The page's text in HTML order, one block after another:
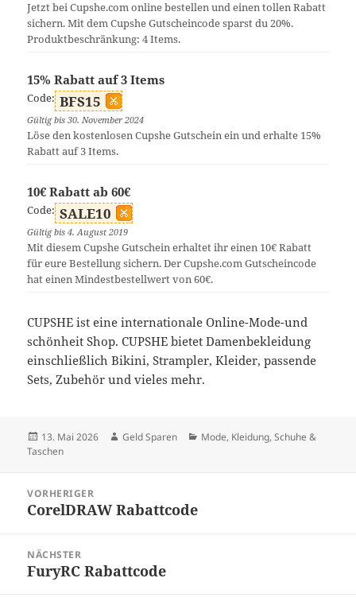
Jetzt bei Cupshe.com online bestellen und einen tollen Rabatt
sichern. Mit dem Cupshe Gutscheincode sparst du 20%.
Produktbeschränkung: 4 Items.
15% Rabatt auf 3 Items
Code: BFS15
Gültig bis 30. November 2024
Löse den kostenlosen Cupshe Gutschein ein und erhalte 15%
Rabatt auf 3 Items.
10€ Rabatt ab 60€
Code: SALE10
Gültig bis 4. August 2019
Mit diesem Cupshe Gutschein erhaltet ihr einen 10€ Rabatt
für eure Bestellung sichern. Der Cupshe.com Gutscheincode
hat einen Mindestbestellwert von 60€.
CUPSHE ist eine internationale Online-Mode-und
schönheit Shop. CUPSHE bietet Damenbekleidung
einschließlich Bikini, Strampler, Kleider, passende
Sets, Zubehör und vieles mehr.
Veröffentlicht
am
13. Mai 2026 Autor
Geld Sparen Kategorien
Mode, Kleidung, Schuhe &
Taschen
VORHERIGER
Vorheriger
CorelDRAW Rabattcode
NÄCHSTER
Nächster
FuryRC Rabattcode